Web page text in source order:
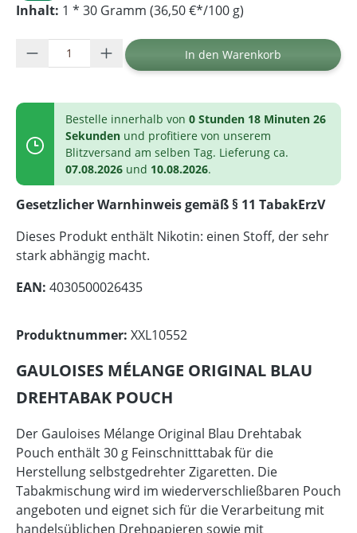
Inhalt: 1 * 30 Gramm (36,50 €*/100 g)
Produkt Anzahl: Gib den gewünschten
In den Warenkorb
Bestelle innerhalb von 0 Stunden 18 Minuten 26
Sekunden und profitiere von unserem
Blitzversand am selben Tag. Lieferung ca.
07.08.2026 und 10.08.2026.
Gesetzlicher Warnhinweis gemäß § 11 TabakErzV
Dieses Produkt enthält Nikotin: einen Stoff, der sehr
stark abhängig macht.
EAN: 4030500026435
Produktnummer: XXL10552
GAULOISES MÉLANGE ORIGINAL BLAU
DREHTABAK POUCH
Der Gauloises Mélange Original Blau Drehtabak
Pouch enthält 30 g Feinschnitttabak für die
Herstellung selbstgedrehter Zigaretten. Die
Tabakmischung wird im wiederverschließbaren Pouch
angeboten und eignet sich für die Verarbeitung mit
handelsüblichen Drehpapieren sowie mit